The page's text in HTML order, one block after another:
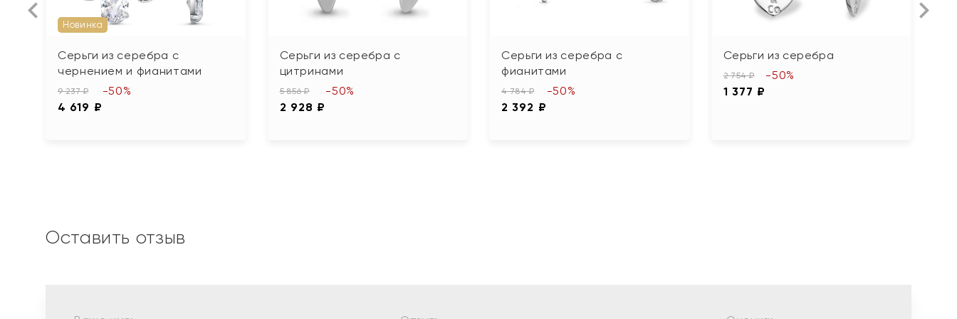
Новинка
Серьги из серебра с
чернением и фианитами
9 237 ₽
4 619 ₽
-50%
Серьги из серебра с
цитринами
5 856 ₽
2 928 ₽
-50%
Серьги из серебра с
фианитами
4 784 ₽
2 392 ₽
-50%
Серьги из серебра
2 754 ₽
1 377 ₽
-50%
Оставить отзыв